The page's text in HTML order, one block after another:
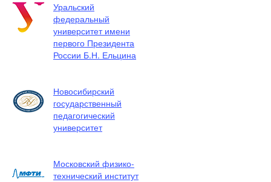
Уральский
федеральный
университет имени
первого Президента
России Б.Н. Ельцина
Новосибирский
государственный
педагогический
университет
Московский физико-
технический институт